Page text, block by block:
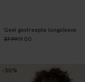
Geel gestreepte longsleeve
37.9919.00
-30%